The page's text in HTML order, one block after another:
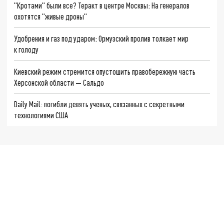
"Кротами" были все? Теракт в центре Москвы: На генералов
охотятся "живые дроны"
Удобрения и газ под ударом: Ормузский пролив толкает мир
к голоду
Киевский режим стремится опустошить правобережную часть
Херсонской области — Сальдо
Daily Mail: погибли девять ученых, связанных с секретными
технологиями США